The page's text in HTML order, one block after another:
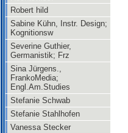
Robert hild
Sabine Kühn, Instr. Design;
Kognitionsw
Severine Guthier,
Germanistik; Frz
Sina Jürgens.,
FrankoMedia;
Engl.Am.Studies
Stefanie Schwab
Stefanie Stahlhofen
Vanessa Stecker